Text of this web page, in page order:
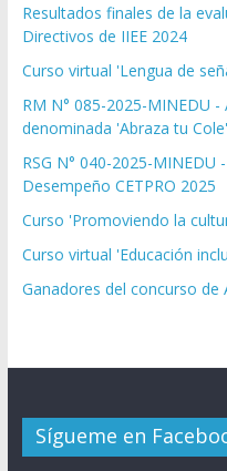
Resultados finales de la
Directivos de IIEE 2024
Curso virtual 'Lengua de
RM N° 085-2025-MINEDU
denominada 'Abraza tu Cole'
RSG N° 040-2025-
Desempeño CETPRO 2025
Curso 'Promoviendo la
Curso virtual 'Educación
Ganadores del concurso
Sígueme en